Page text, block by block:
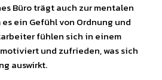
Büro trägt auch zur mentalen
ein Gefühl von Ordnung und
fühlen sich in einem
und zufrieden, was sich
auswirkt.